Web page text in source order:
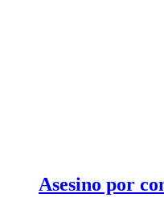
Asesino por